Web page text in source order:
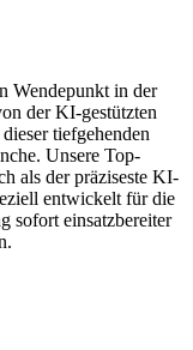
Wendepunkt in der
der KI-gestützten
tiefgehenden
Unsere Top-
als der präziseste KI-
entwickelt für die
sofort einsatzbereiter